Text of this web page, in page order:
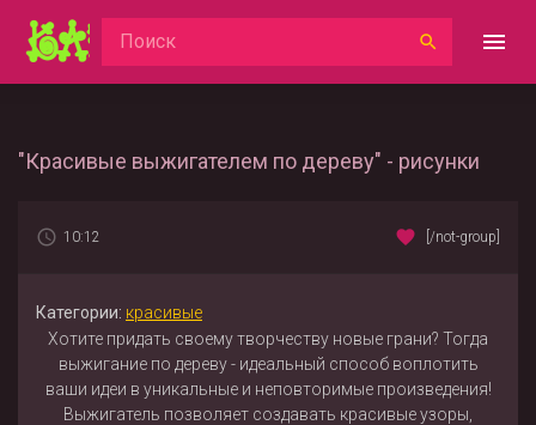
"Красивые выжигателем по дереву" - рисунки
10:12 [/not-group]
Категории: красивые
Хотите придать своему творчеству новые грани? Тогда
выжигание по дереву - идеальный способ воплотить
ваши идеи в уникальные и неповторимые произведения!
Выжигатель позволяет создавать красивые узоры,